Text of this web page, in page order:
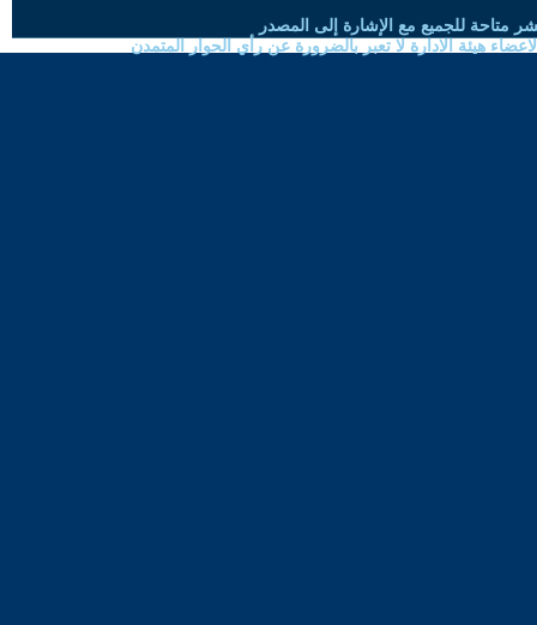
متاحة للجميع مع الإشارة إلى المصدر
هيئة الادارة لا تعبر بالضرورة عن رأي الحوار المتمدن